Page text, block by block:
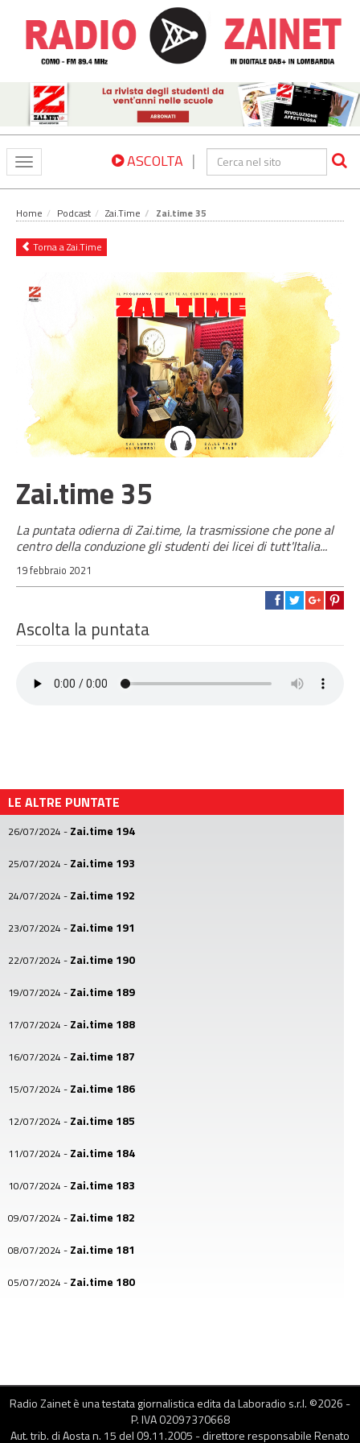
Toggle
navigation
ASCOLTA |
Home Podcast Zai.Time Zai.time 35
Torna a Zai.Time
Zai.time 35
La puntata odierna di Zai.time, la trasmissione che pone al
centro della conduzione gli studenti dei licei di tutt'Italia...
19 febbraio 2021
Ascolta la puntata
LE ALTRE PUNTATE
26/07/2024 - Zai.time 194
25/07/2024 - Zai.time 193
24/07/2024 - Zai.time 192
23/07/2024 - Zai.time 191
22/07/2024 - Zai.time 190
19/07/2024 - Zai.time 189
17/07/2024 - Zai.time 188
16/07/2024 - Zai.time 187
15/07/2024 - Zai.time 186
12/07/2024 - Zai.time 185
11/07/2024 - Zai.time 184
10/07/2024 - Zai.time 183
09/07/2024 - Zai.time 182
08/07/2024 - Zai.time 181
05/07/2024 - Zai.time 180
01/07/2024 -Zai.time 176
Radio Zainet è una testata giornalistica edita da Laboradio s.r.l. ©2026 -
P. IVA 02097370668
Aut. trib. di Aosta n. 15 del 09.11.2005 - direttore responsabile Renato